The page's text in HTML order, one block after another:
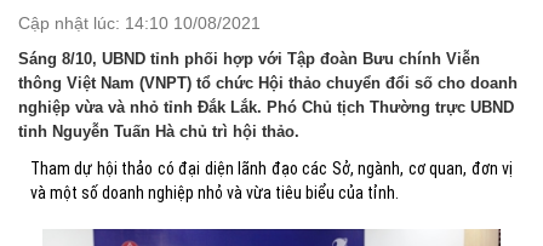
Cập nhật lúc: 14:10 10/08/2021
Sáng 8/10, UBND tỉnh phối hợp với Tập đoàn Bưu chính Viễn
thông Việt Nam (VNPT) tổ chức Hội thảo chuyển đổi số cho doanh
nghiệp vừa và nhỏ tỉnh Đắk Lắk. Phó Chủ tịch Thường trực UBND
tỉnh Nguyễn Tuấn Hà chủ trì hội thảo.
Tham dự hội thảo có đại diện lãnh đạo các Sở, ngành, cơ quan, đơn vị
và một số doanh nghiệp nhỏ và vừa tiêu biểu của tỉnh.